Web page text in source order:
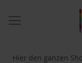
NAVIGATION
UMSCHALTEN